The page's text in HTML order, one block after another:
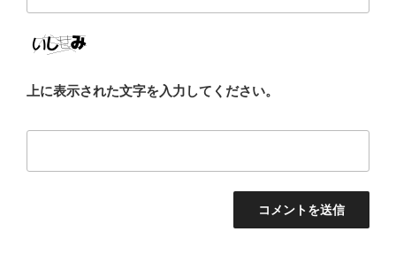
上に表示された文字を入力してください。